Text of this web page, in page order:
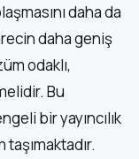
daha da
daha geniş
odaklı,
Bu
bir yayıncılık